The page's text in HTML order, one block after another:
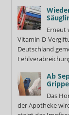
Nachdem die Drogeriekette
Lücken in den Regalen.
Erneut
Vitamin-D-
Deutschland
Ab
Das
der Apotheke